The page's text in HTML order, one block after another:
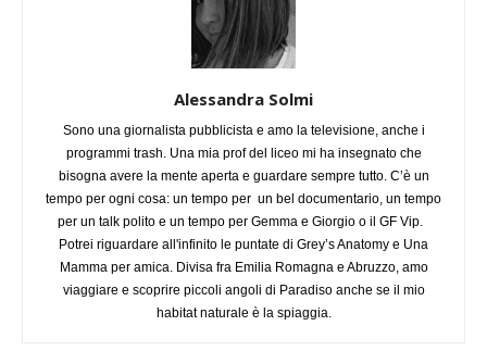
Alessandra Solmi
Sono una giornalista pubblicista e amo la televisione, anche i
programmi trash. Una mia prof del liceo mi ha insegnato che
bisogna avere la mente aperta e guardare sempre tutto. C’è un
tempo per ogni cosa: un tempo per un bel documentario, un tempo
per un talk polito e un tempo per Gemma e Giorgio o il GF Vip.
Potrei riguardare all'infinito le puntate di Grey’s Anatomy e Una
Mamma per amica. Divisa fra Emilia Romagna e Abruzzo, amo
viaggiare e scoprire piccoli angoli di Paradiso anche se il mio
habitat naturale è la spiaggia.